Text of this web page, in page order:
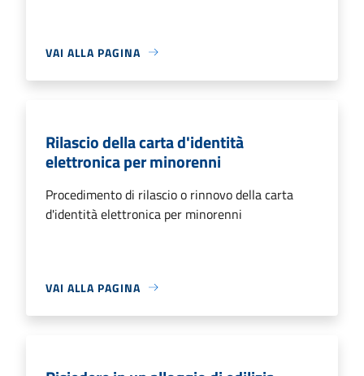
VAI ALLA PAGINA
Rilascio della carta d'identità
elettronica per minorenni
Procedimento di rilascio o rinnovo della carta
d'identità elettronica per minorenni
VAI ALLA PAGINA